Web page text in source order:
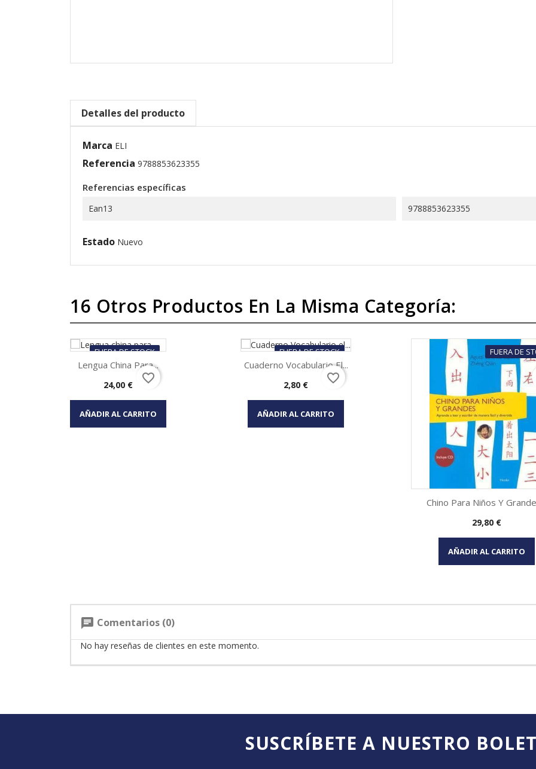
Detalles del producto
Marca ELI
Referencia 9788853623355
Referencias específicas
Ean13 9788853623355
Estado Nuevo
16 Otros Productos En La Misma Categoría:
FUERA DE STOCK
Vista rápida
Lengua China Para...
Precio
24,00 €
AÑADIR AL CARRITO
favorite_border
FUERA DE STOCK
Vista rápida
Cuaderno Vocabulario El...
Precio
2,80 €
AÑADIR AL CARRITO
favorite_border
FUERA DE
Vista rápida
Chino Para Niños Y
Precio
29,80 €
AÑADIR AL CARRITO
chat Comentarios (0)
No hay reseñas de clientes en este momento.
SUSCRÍBETE A NUESTRO